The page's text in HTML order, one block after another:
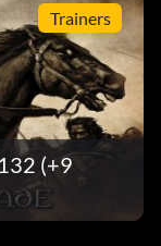
Trainers
(+9